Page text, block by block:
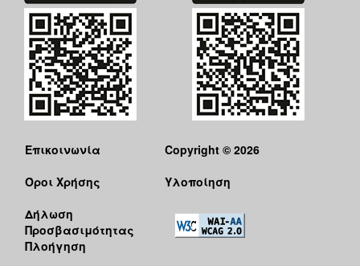
Επικοινωνία
Όροι Χρήσης
Δήλωση
Προσβασιμότητας
Πλοήγηση
Copyright © 2026
Υλοποίηση